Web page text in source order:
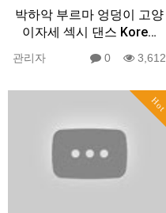
박하악 부르마 엉덩이 고양
이자세 섹시 댄스 Kore…
관리자 0 3,612
Hot